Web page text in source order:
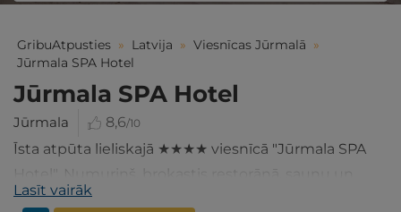
GribuAtpusties » Latvija » Viesnīcas Jūrmalā »
Jūrmala SPA Hotel
Jūrmala SPA Hotel
Jūrmala 8,6/10
Īsta atpūta lieliskajā ★★★★ viesnīcā "Jūrmala SPA
Hotel". Numuriņš, brokastis restorānā, saunu un
baseinu kompleksa apmeklējums. Iegādājies
Lasīt vairāk